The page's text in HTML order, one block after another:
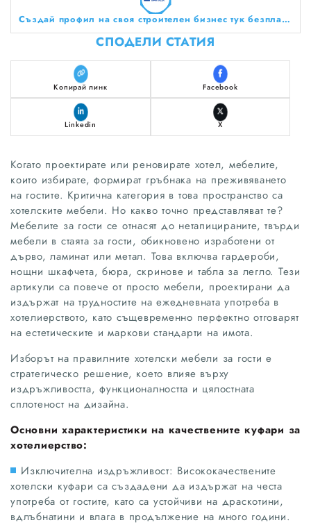
Създай профил на своя строителен бизнес тук безплатно!
СПОДЕЛИ СТАТИЯ
Копирай линк Facebook
Linkedin X
Когато проектирате или реновирате хотел, мебелите,
които избирате, формират гръбнака на преживяването
на гостите. Критична категория в това пространство са
хотелските мебели. Но какво точно представляват те?
Мебелите за гости се отнасят до нетапицираните, твърди
мебели в стаята за гости, обикновено изработени от
дърво, ламинат или метал. Това включва гардероби,
нощни шкафчета, бюра, скринове и табла за легло. Тези
артикули са повече от просто мебели, проектирани да
издържат на трудностите на ежедневната употреба в
хотелиерството, като същевременно перфектно отговарят
на естетическите и маркови стандарти на имота.
Изборът на правилните хотелски мебели за гости е
стратегическо решение, което влияе върху
издръжливостта, функционалността и цялостната
сплотеност на дизайна.
Основни характеристики на качествените куфари за
хотелиерство:
Изключителна издръжливост: Висококачествените
хотелски куфари са създадени да издържат на честа
употреба от гостите, като са устойчиви на драскотини,
вдлъбнатини и влага в продължение на много години.